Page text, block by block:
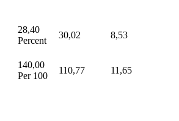
28,40
Percent
30,02 8,53
140,00
Per 100
110,77 11,65